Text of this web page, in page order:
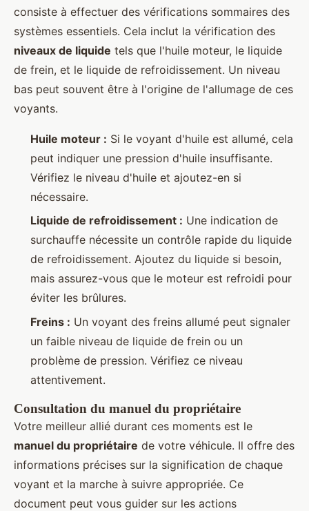
consiste à effectuer des vérifications sommaires des
systèmes essentiels. Cela inclut la vérification des
niveaux de liquide tels que l'huile moteur, le liquide
de frein, et le liquide de refroidissement. Un niveau
bas peut souvent être à l'origine de l'allumage de ces
voyants.
Huile moteur : Si le voyant d'huile est allumé, cela
peut indiquer une pression d'huile insuffisante.
Vérifiez le niveau d'huile et ajoutez-en si
nécessaire.
Liquide de refroidissement : Une indication de
surchauffe nécessite un contrôle rapide du liquide
de refroidissement. Ajoutez du liquide si besoin,
mais assurez-vous que le moteur est refroidi pour
éviter les brûlures.
Freins : Un voyant des freins allumé peut signaler
un faible niveau de liquide de frein ou un
problème de pression. Vérifiez ce niveau
attentivement.
Consultation du manuel du propriétaire
Votre meilleur allié durant ces moments est le
manuel du propriétaire de votre véhicule. Il offre des
informations précises sur la signification de chaque
voyant et la marche à suivre appropriée. Ce
document peut vous guider sur les actions